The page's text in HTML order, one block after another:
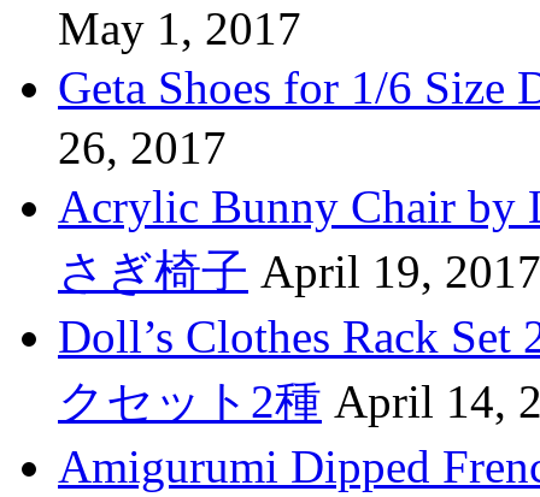
May 1, 2017
Geta Shoes for 1/6
26, 2017
Acrylic Bunny Chair
さぎ椅子 April 19, 2017
Doll’s Clothes Rack
クセット2種 April 14,
Amigurumi Dipped